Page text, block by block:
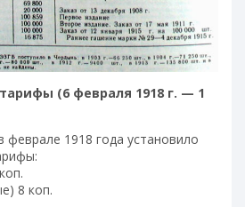
(6 февраля 1918 г. — 1
феврале 1918 года установило
8 коп.